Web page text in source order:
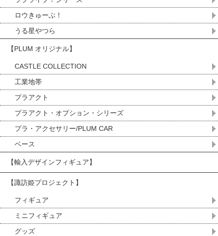
ロウきゅーぶ！
うる星やつら
【PLUM オリジナル】
CASTLE COLLECTION
工業地帯
プラアクト
プラアクト・オプション・シリーズ
プラ・アクセサリー/PLUM CAR
ベース
【輸入デザインフィギュア】
【諏訪姫プロジェクト】
フィギュア
ミニフィギュア
グッズ